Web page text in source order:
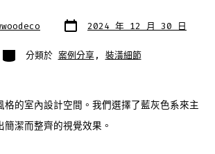
發
表
2024 年 12 月 30 日
分
類 分類於 案例分享, 裝潢細節
格的室內設計空間。我們選擇了藍灰色系來主
潔而整齊的視覺效果。